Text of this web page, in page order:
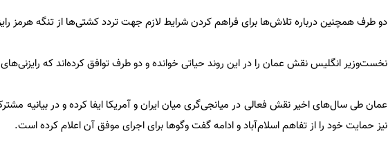
دو طرف همچنین درباره تلاش‌ها برای فراهم کردن شرایط لازم جهت تردد کشتی‌ها از تنگه هرمز
نخست‌وزیر انگلیس نقش عمان را در این روند حیاتی خوانده و دو طرف توافق کرده‌اند که
عمان طی سال‌های اخیر نقش فعالی در میانجی‌گری میان ایران و آمریکا ایفا کرده و در بیانیه
نیز حمایت خود را از تفاهم اسلام‌آباد و ادامه گفت‌ وگوها برای اجرای موفق آن اعلام کرده است.